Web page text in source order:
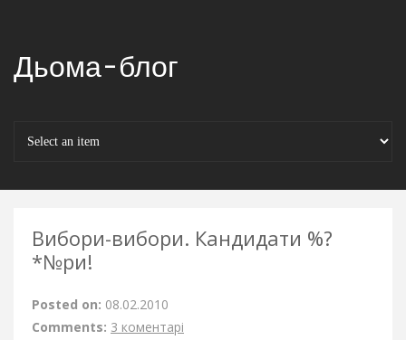
Дьома-блог
Вибори-вибори. Кандидати %?
*№ри!
Posted on: 08.02.2010
Comments: 3 коментарі